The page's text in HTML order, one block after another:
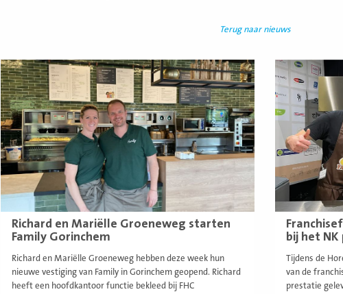
Terug naar nieuws
Richard en Mariëlle Groeneweg starten
Family Gorinchem
Richard en Mariëlle Groeneweg hebben deze week hun
nieuwe vestiging van Family in Gorinchem geopend. Richard
heeft een hoofdkantoor functie bekleed bij FHC
Lees
meer
bij het NK
Tijdens de
van de
prestatie
Lees
meer